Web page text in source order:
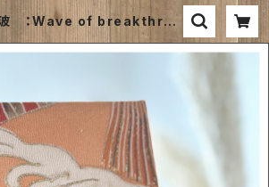
：Wave of breakthrou
和風ファブリックパネルのお
board webshop ｜